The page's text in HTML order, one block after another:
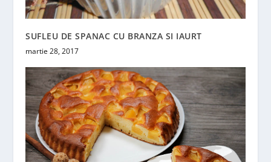
SUFLEU DE SPANAC CU BRANZA SI IAURT
martie 28, 2017